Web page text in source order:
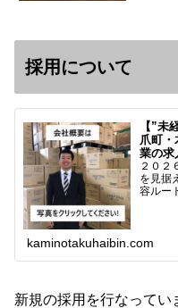
採用について
【”未
爪町・
業の求
２０２
を見据
容ルー
kaminotakuhaibin.com
新規の採用を行なってい